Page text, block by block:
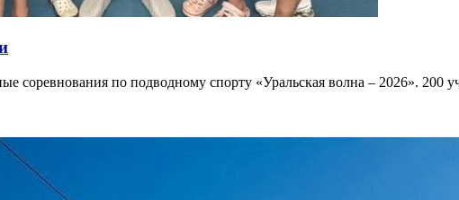
соревнования по подводному спорту «Уральская волна – 2026». 200